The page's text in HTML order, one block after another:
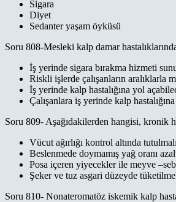
Sigara
Diyet
Sedanter yaşam öyküsü
Soru 808-Mesleki kalp damar
İş yerinde sigara bırakma hizmeti
Riskli işlerde çalışanların aralıklarla
İş yerinde kalp hastalığına yol
Çalışanlara iş yerinde kalp
Soru 809- Aşağıdakilerden hangisi, kronik
Vücut ağırlığı kontrol altında
Beslenmede doymamış yağ oranı
Posa içeren yiyecekler ile meyve
Şeker ve tuz asgari düzeyde
Soru 810- Nonateromatöz iskemik kalp